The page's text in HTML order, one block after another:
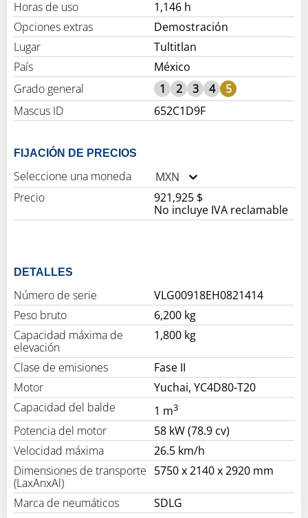
Horas de uso
1,146 h
Opciones extras
Demostración
Lugar
Tultitlan
País
México
Grado general
1 2 3 4
5
Mascus ID
652C1D9F
FIJACIÓN DE PRECIOS
Seleccione una moneda
MXN
Precio
921,925 $
No incluye IVA reclamable
DETALLES
Número de serie
VLG00918EH0821414
Peso bruto
6,200 kg
Capacidad máxima de
elevación
1,800 kg
Clase de emisiones
Fase II
Motor
Yuchai, YC4D80-T20
Capacidad del balde
1 m3
Potencia del motor
58 kW (78.9 cv)
Velocidad máxima
26.5 km/h
Dimensiones de transporte
(LaxAnxAl)
5750 x 2140 x 2920 mm
Marca de neumáticos SDLG